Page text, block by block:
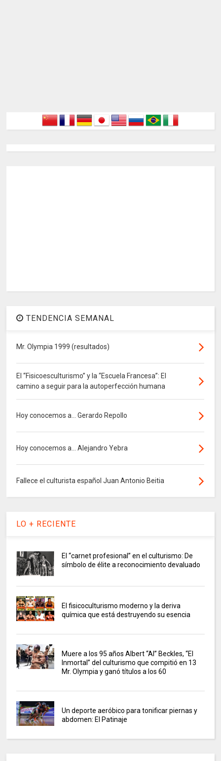
TENDENCIA SEMANAL
Mr. Olympia 1999 (resultados)
El “Fisicoesculturismo” y la “Escuela Francesa”: El
camino a seguir para la autoperfección humana
Hoy conocemos a... Gerardo Repollo
Hoy conocemos a... Alejandro Yebra
Fallece el culturista español Juan Antonio Beitia
LO + RECIENTE
El “carnet profesional” en el culturismo: De
símbolo de élite a reconocimiento devaluado
El fisicoculturismo moderno y la deriva
química que está destruyendo su esencia
Muere a los 95 años Albert “Al” Beckles, “El
Inmortal” del culturismo que compitió en 13
Mr. Olympia y ganó títulos a los 60
Un deporte aeróbico para tonificar piernas y
abdomen: El Patinaje